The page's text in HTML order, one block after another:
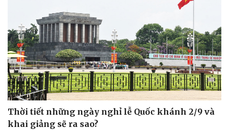
Thời tiết những ngày nghỉ lễ Quốc khánh 2/9 và
khai giảng sẽ ra sao?